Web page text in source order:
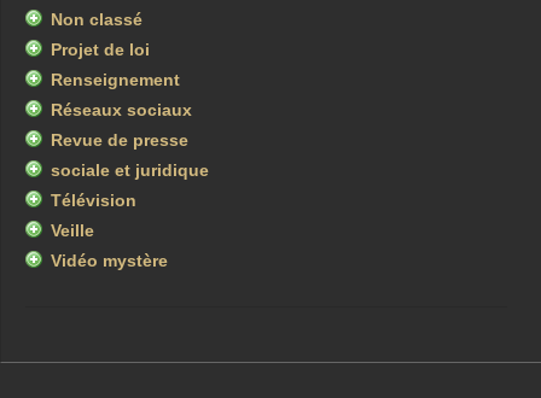
Non classé
Projet de loi
Renseignement
Réseaux sociaux
Revue de presse
sociale et juridique
Télévision
Veille
Vidéo mystère